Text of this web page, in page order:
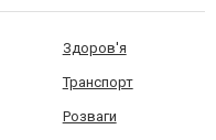
Здоров'я
Транспорт
Розваги